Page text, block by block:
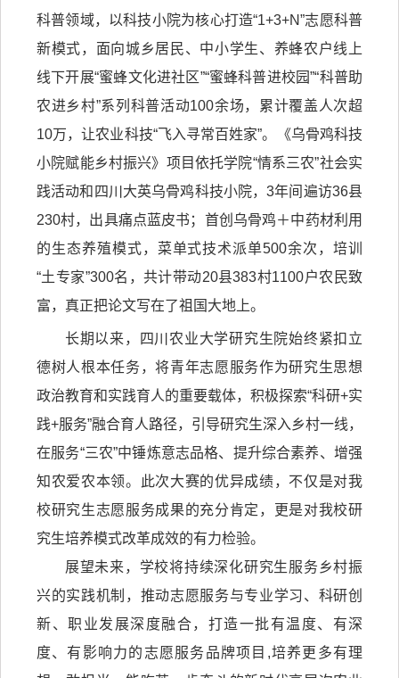
科普领域，以科技小院为核心打造“1+3+N”志愿科普
新模式，面向城乡居民、中小学生、养蜂农户线上
线下开展“蜜蜂文化进社区”“蜜蜂科普进校园”“科普助
农进乡村”系列科普活动100余场，累计覆盖人次超
10万，让农业科技“飞入寻常百姓家”。《乌骨鸡科技
小院赋能乡村振兴》项目依托学院“情系三农”社会实
践活动和四川大英乌骨鸡科技小院，3年间遍访36县
230村，出具痛点蓝皮书；首创乌骨鸡＋中药材利用
的生态养殖模式，菜单式技术派单500余次，培训
“土专家”300名，共计带动20县383村1100户农民致
富，真正把论文写在了祖国大地上。
长期以来，四川农业大学研究生院始终紧扣立
德树人根本任务，将青年志愿服务作为研究生思想
政治教育和实践育人的重要载体，积极探索“科研+实
践+服务”融合育人路径，引导研究生深入乡村一线，
在服务“三农”中锤炼意志品格、提升综合素养、增强
知农爱农本领。此次大赛的优异成绩，不仅是对我
校研究生志愿服务成果的充分肯定，更是对我校研
究生培养模式改革成效的有力检验。
展望未来，学校将持续深化研究生服务乡村振
兴的实践机制，推动志愿服务与专业学习、科研创
新、职业发展深度融合，打造一批有温度、有深
度、有影响力的志愿服务品牌项目,培养更多有理